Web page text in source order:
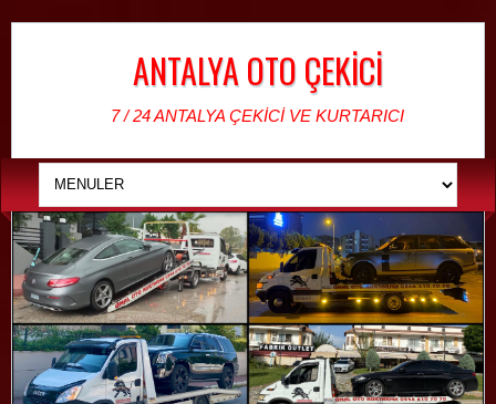
ANTALYA OTO ÇEKİCİ
7 / 24 ANTALYA ÇEKİCİ VE KURTARICI